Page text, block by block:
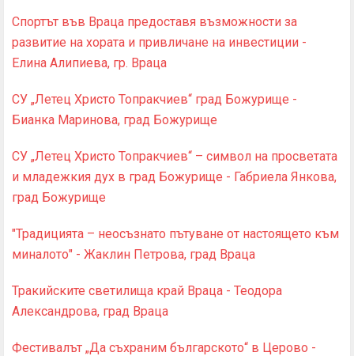
Спортът във Враца предоставя възможности за
развитие на хората и привличане на инвестиции -
Елина Алипиева, гр. Враца
СУ „Летец Христо Топракчиев“ град Божурище -
Бианка Маринова, град Божурище
СУ „Летец Христо Топракчиев“ – символ на просветата
и младежкия дух в град Божурище - Габриела Янкова,
град Божурище
"Традицията – неосъзнато пътуване от настоящето към
миналото" - Жаклин Петрова, град Враца
Тракийските светилища край Враца - Теодора
Александрова, град Враца
Фестивалът „Да съхраним българското“ в Церово -